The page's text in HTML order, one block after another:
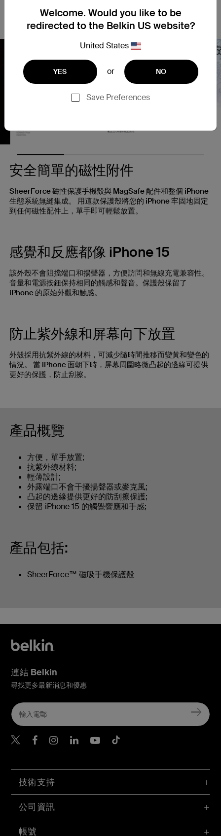
Welcome. Would you like to be
redirected to the Belkin US website?
United States
YES or NO
Save Preferences
覺回報。
安全簡單的磁性附件
SheerForce 磁性保護手機殼與 MagSafe 配件和整個 iPhone
生態系統無縫集成。 用這款保護殼將您的 iPhone 牢固地固定
到任何磁性配件上，單手即可輕鬆放置。
感覺和反應都像 iPhone 15
該外殼不會阻擋端口和揚聲器，方便訪問和無線充電兼容性。
音量和電源按鈕保持相同的觸感和聲音。保護殼保留了
iPhone 的原始外觀和触感。
防止紫外線和屏幕向下放置
外殼採用抗紫外線的材料，可減少隨時間推移而變黃和變色的
情況。 當 iPhone 面朝下時，屏幕周圍略微凸起的邊緣可提供
更好的保護，防止刮擦。
產品概覽
方便，單手放置;
抗紫外線材料;
輕薄設計;
外露端口不會干擾揚聲器或麥克風;
凸起的邊緣提供更好的防刮擦保護;
保留 iPhone 15 的觸覺響應和手感;
產品包括:
SheerForce™ 磁吸手機保護殼
帳號
技術支持
公司資訊
連結 Belkin
尋找更多最新消息和優惠
Belkin Twitter
Belkin Hong Kong
Belkin Instagram
Belkin Hong Kong
Belkin Youtube
Belkin TikTok